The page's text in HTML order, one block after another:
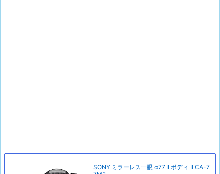
SONY ミラーレス一眼 α77 II ボディ ILCA-7